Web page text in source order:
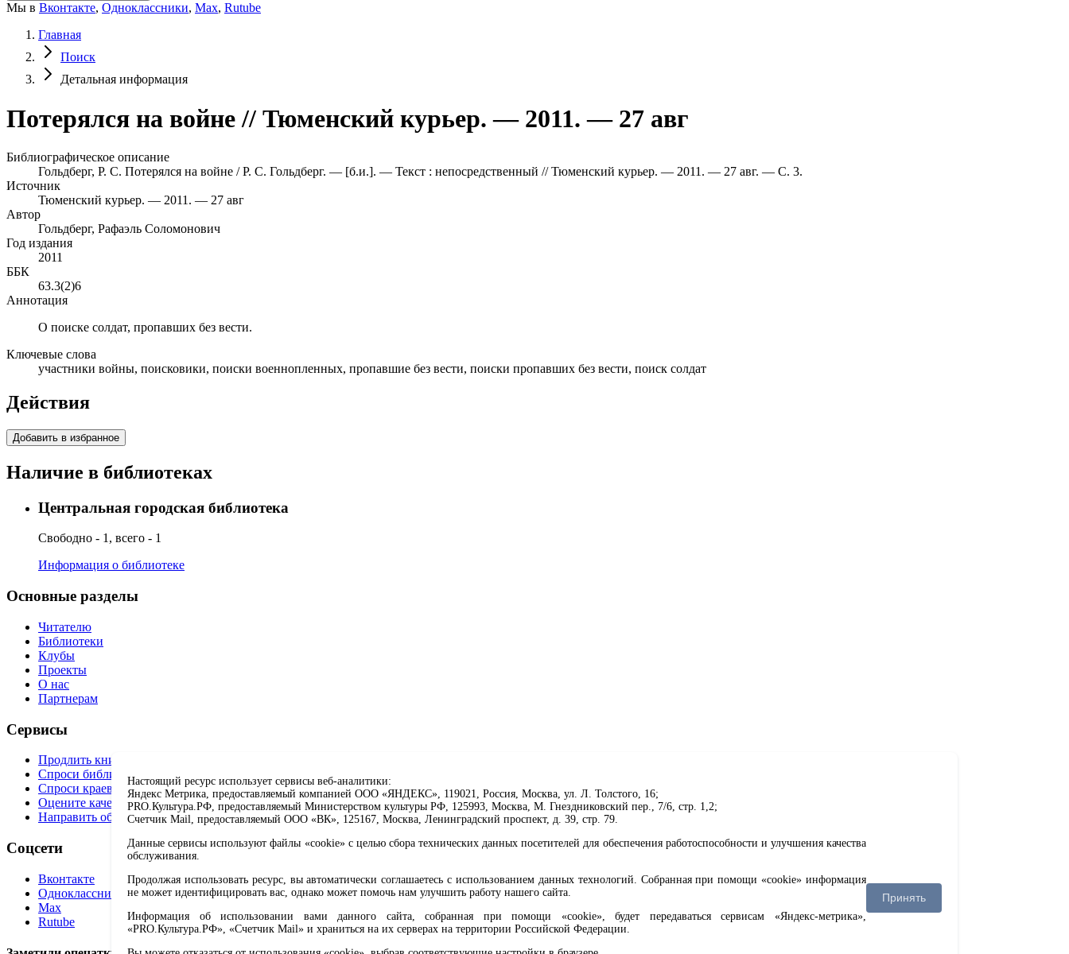
Мы в Вконтакте, Одноклассники, Max, Rutube
Главная
Поиск
Детальная информация
Потерялся на войне // Тюменский курьер. — 2011. — 27 авг
Библиографическое описание
Гольдберг, Р. С. Потерялся на войне / Р. С. Гольдберг. — [б.и.]. — Текст : непосредственный // Тюменский курьер. — 2011. — 27 авг. — С. 3.
Источник
Тюменский курьер. — 2011. — 27 авг
Автор
Гольдберг, Рафаэль Соломонович
Год издания
2011
ББК
63.3(2)6
Аннотация
О поиске солдат, пропавших без вести.
Ключевые слова
участники войны, поисковики, поиски военнопленных, пропавшие без вести, поиски пропавших без вести, поиск солдат
Действия
Добавить в избранное
Наличие в библиотеках
Центральная городская библиотека
Свободно - 1, всего - 1
Информация о библиотеке
Основные разделы
Читателю
Библиотеки
Клубы
Проекты
О нас
Партнерам
Сервисы
Продлить книгу
Спроси библиотекаря
Спроси краеведа
Оцените качество услуг
Направить обращение директору
Соцсети
Вконтакте
Одноклассники
Max
Rutube
Настоящий ресурс использует сервисы веб-аналитики:
Яндекс Метрика, предоставляемый компанией ООО «ЯНДЕКС», 119021, Россия, Москва, ул. Л. Толстого, 16;
PRO.Культура.РФ, предоставляемый Министерством культуры РФ, 125993, Москва, М. Гнездниковский пер., 7/6, стр. 1,2;
Счетчик Mail, предоставляемый ООО «ВК», 125167, Москва, Ленинградский проспект, д. 39, стр. 79.
Данные сервисы используют файлы «cookie» с целью сбора технических данных посетителей для обеспечения работоспособности и улучшения качества
обслуживания.
Продолжая использовать ресурс, вы автоматически соглашаетесь с использованием данных технологий. Собранная при помощи «cookie» информация
не может идентифицировать вас, однако может помочь нам улучшить работу нашего сайта.
Информация об использовании вами данного сайта, собранная при помощи «cookie», будет передаваться сервисам «Яндекс-метрика»,
«PRO.Культура.РФ», «Счетчик Mail» и храниться на их серверах на территории Российской Федерации.
Принять